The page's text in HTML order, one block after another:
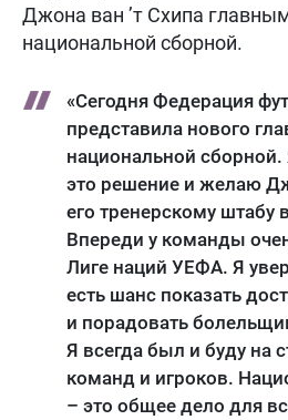
Джона ван ’т Схипа
национальной сборной.
«Сегодня Федерация
представила нового
национальной
это решение и желаю
его тренерскому штабу
Впереди у команды
Лиге наций УЕФА. Я
есть шанс показать
и порадовать
Я всегда был и буду на
команд и игроков.
– это общее дело для